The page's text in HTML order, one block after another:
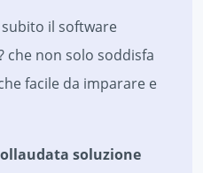
il software
che non solo soddisfa
facile da imparare e
soluzione